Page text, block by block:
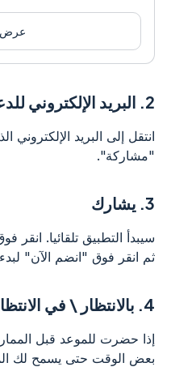
عرض
2. البريد الإلكتروني
انتقل إلى البريد
"مشاركة".
3. يشارك
سيبدأ التطبيق تلقائيا.
ثم انقر فوق "انضم الآن" لبدء
4. بالانتظار \ في
إذا حضرت للموعد قبل
بعض الوقت حتى يسمح لك